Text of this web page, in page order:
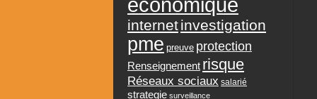
internetinvestigation
pme preuve protection
Renseignement risque
Réseaux sociaux salarié
strategie surveillance